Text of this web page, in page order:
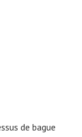
de bague